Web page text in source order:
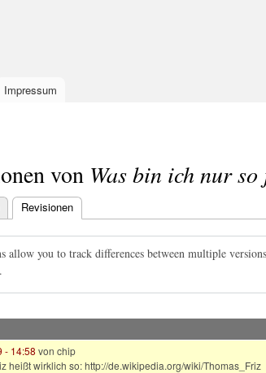
Impressum
von Was bin ich nur
Revisionen
allow you to track differences between multiple
- 14:58 von chip
heißt wirklich so: http://de.wikipedia.org/wiki/Thomas_Friz